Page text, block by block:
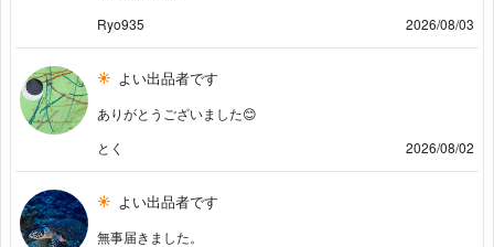
Ryo935
2026/08/03
よい出品者です
ありがとうございました😊
とく
2026/08/02
よい出品者です
無事届きました。